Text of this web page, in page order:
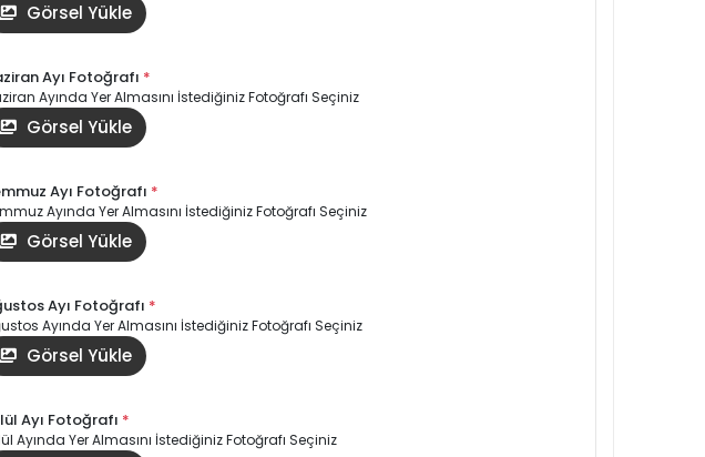
Görsel Yükle
Ayı Fotoğrafı *
Ayında Yer Almasını İstediğiniz Fotoğrafı Seçiniz
Görsel Yükle
Ayı Fotoğrafı *
Ayında Yer Almasını İstediğiniz Fotoğrafı Seçiniz
Görsel Yükle
Ayı Fotoğrafı *
Ayında Yer Almasını İstediğiniz Fotoğrafı Seçiniz
Görsel Yükle
Ayı Fotoğrafı *
Ayında Yer Almasını İstediğiniz Fotoğrafı Seçiniz